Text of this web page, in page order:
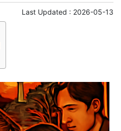
Last Updated : 2026-05-13